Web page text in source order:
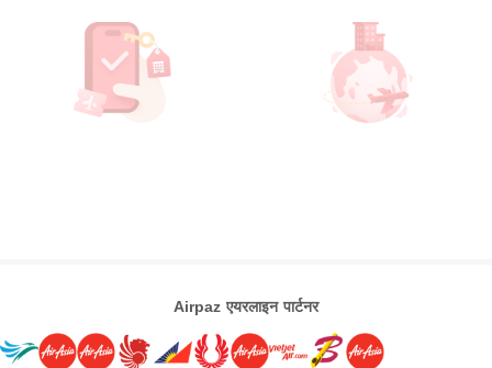
Airpaz एयरलाइन पार्टनर